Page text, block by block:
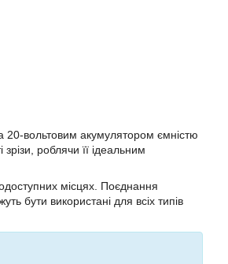
20-вольтовим акумулятором ємністю
роблячи її ідеальним
місцях. Поєднання
бути використані для всіх типів